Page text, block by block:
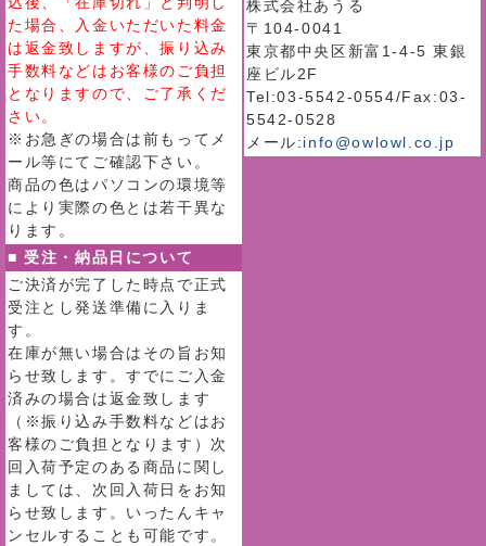
た場合、入金いただいた料金
は返金致しますが、振り込み
手数料などはお客様のご負担
となりますので、ご了承くだ
さい。
※お急ぎの場合は前もってメ
ール等にてご確認下さい。
商品の色はパソコンの環境等
により実際の色とは若干異な
ります。
■ 受注・納品日について
ご決済が完了した時点で正式
受注とし発送準備に入りま
す。
在庫が無い場合はその旨お知
らせ致します。すでにご入金
済みの場合は返金致します
（※振り込み手数料などはお
客様のご負担となります）次
回入荷予定のある商品に関し
ましては、次回入荷日をお知
らせ致します。いったんキャ
ンセルすることも可能です。
株式会社あうる
〒104-0041
東京都中央区新富1-4-5 東銀
座ビル2F
Tel:03-5542-0554/Fax:03-
5542-0528
メール:info@owlowl.co.jp